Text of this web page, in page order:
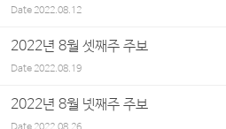
Date2022.08.12
2022년 8월 셋째주 주보
Date2022.08.19
2022년 8월 넷째주 주보